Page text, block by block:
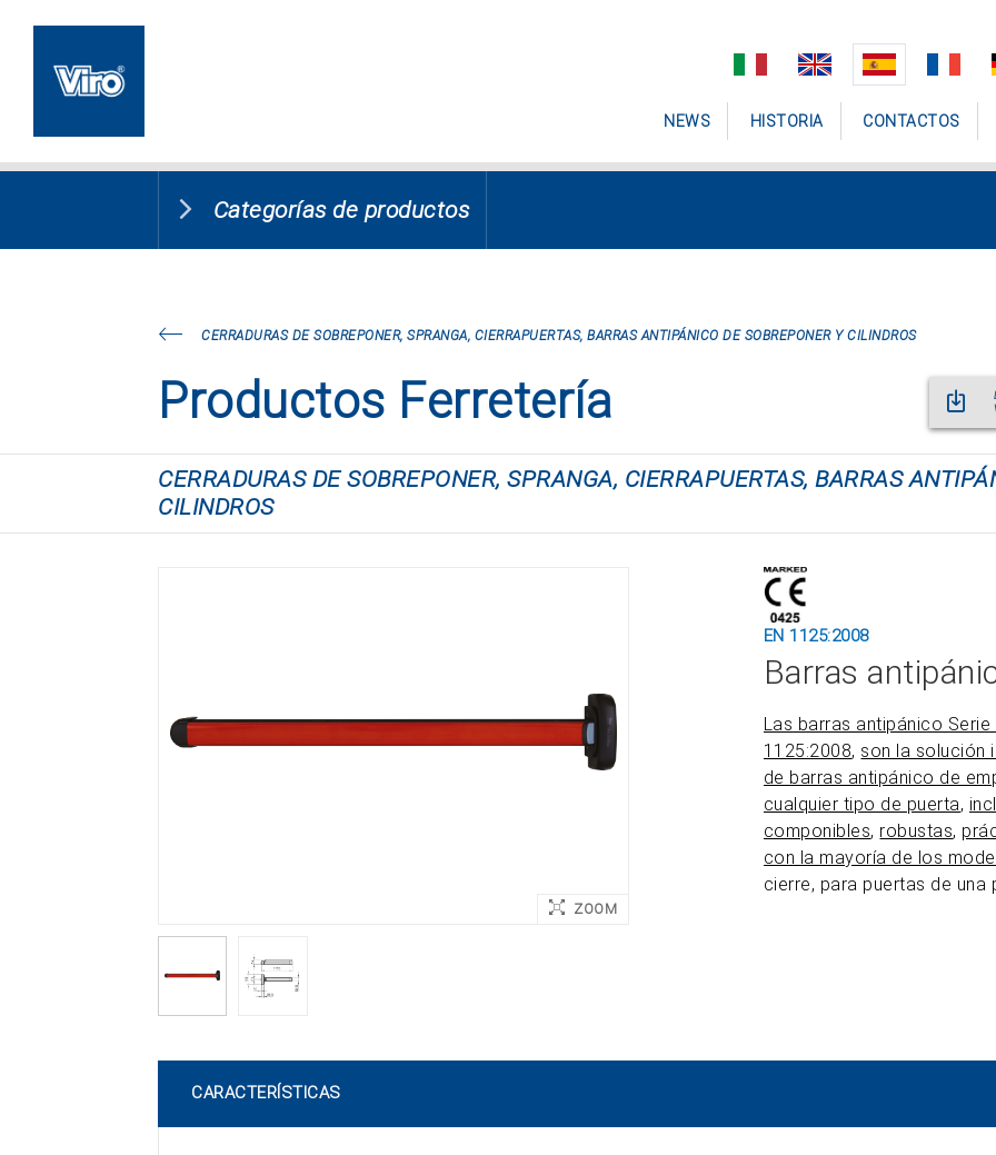
NEWS HISTORIA CONTACTOS
Categorías de productos
CERRADURAS DE SOBREPONER, SPRANGA, CIERRAPUERTAS, BARRAS ANTIPÁNICO DE SOBREPONER Y CILINDROS
Productos Ferretería
CERRADURAS DE SOBREPONER, SPRANGA, CIERRAPUERTAS, BARRAS
CILINDROS
ZOOM
EN 1125:2008
Barras
Las barras antipánico Serie
1125:2008, son la solución
de barras antipánico de
cualquier tipo de puerta,
componibles, robustas,
con la mayoría de los
cierre, para puertas de
CARACTERÍSTICAS